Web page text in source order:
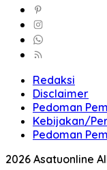
Redaksi
Disclaimer
Pedoman
Kebijakan/
Pedoman
2026 Asatuonline